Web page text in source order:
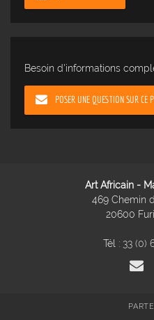
Besoin d'informations
POSER UNE QUESTION SUR CE
Art Africain -
469 Chemin
20600
Tél : 33 (0)